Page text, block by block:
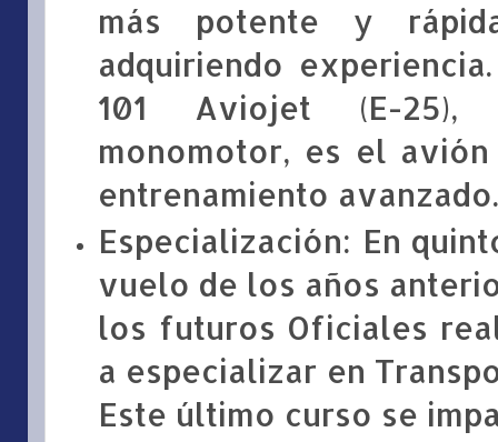
más potente y
adquiriendo
101 Aviojet (E-25),
monomotor, es el
entrenamiento avanzado.
Especialización: En
vuelo de los años
los futuros Oficiales
a especializar en
Este último curso se